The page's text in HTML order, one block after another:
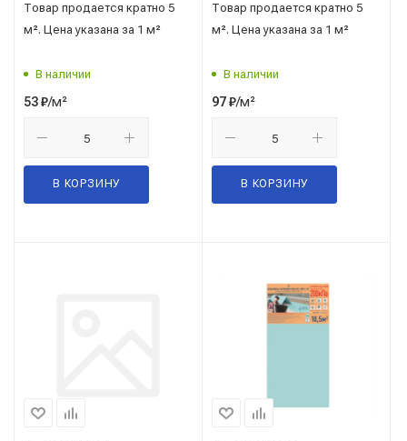
Товар продается кратно 5
м². Цена указана за 1 м²
В наличии
53₽/м²
В КОРЗИНУ
Товар продается кратно 5
м². Цена указана за 1 м²
В наличии
97₽/м²
В КОРЗИНУ